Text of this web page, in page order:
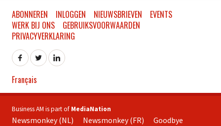
ABONNEREN INLOGGEN NIEUWSBRIEVEN
EVENTS
WERK BIJ ONS
GEBRUIKSVOORWAARDEN
PRIVACYVERKLARING
Français
Business AM is part of MediaNation
Newsmonkey (NL) Newsmonkey (FR) Goodbye